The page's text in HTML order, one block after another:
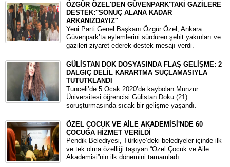
ÖZGÜR ÖZEL'DEN GÜVENPARK'TAKİ GAZİLERE
DESTEK:''SONUÇ ALANA KADAR
ARKANIZDAYIZ''
​Yeni Parti Genel Başkanı Özgür Özel, Ankara
Güvenpark’ta eylemlerini sürdüren şehit yakınları ve
gazileri ziyaret ederek destek mesajı verdi.
GÜLİSTAN DOK DOSYASINDA FLAŞ GELİŞME: 2
DALGIÇ DELİL KARARTMA SUÇLAMASIYLA
TUTUTKLANDI
​Tunceli’de 5 Ocak 2020’de kaybolan Munzur
Üniversitesi öğrencisi Gülistan Doku (21)
soruşturmasında sıcak bir gelişme yaşandı.
ÖZEL ÇOCUK VE AİLE AKADEMİSİ'NDE 60
ÇOCUĞA HİZMET VERİLDİ
Pendik Belediyesi, Türkiye’deki belediyeler içinde ilk
ve tek olma özelliği taşıyan “Özel Çocuk ve Aile
Akademisi”nin ilk dönemini tamamladı.